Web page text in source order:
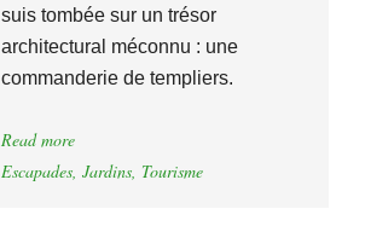
suis tombée sur un trésor
architectural méconnu : une
commanderie de templiers.
Read more
Escapades, Jardins, Tourisme